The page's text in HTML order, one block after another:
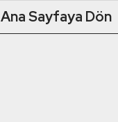
Ana Sayfaya Dön